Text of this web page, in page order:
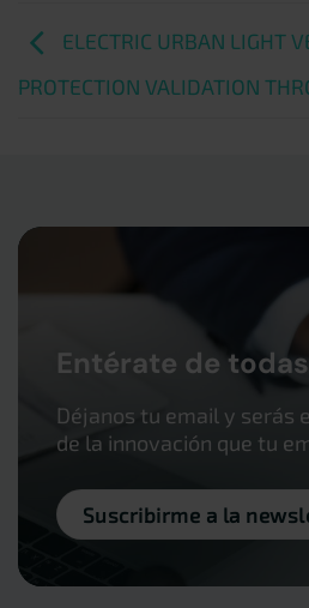
ELECTRIC URBAN LIGHT
PROTECTION VALIDATION
Entérate de
Déjanos tu email y serás
de la innovación que tu
Suscribirme a la